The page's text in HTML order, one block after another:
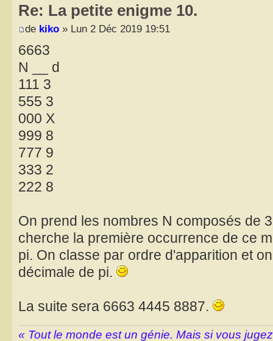
Re: La petite enigme 10.
de kiko » Lun 2 Déc 2019 19:51
6663
N __ d
111 3
555 3
000 X
999 8
777 9
333 2
222 8
On prend les nombres N composés de
cherche la première occurrence de ce
pi. On classe par ordre d'apparition et
décimale de pi.
La suite sera 6663 4445 8887.
« Tout le monde est un génie. Mais si vous